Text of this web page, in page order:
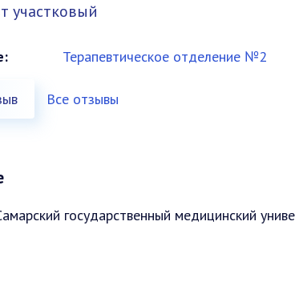
участковый
Терапевтическое отделение №2
Все отзывы
государственный медицинский